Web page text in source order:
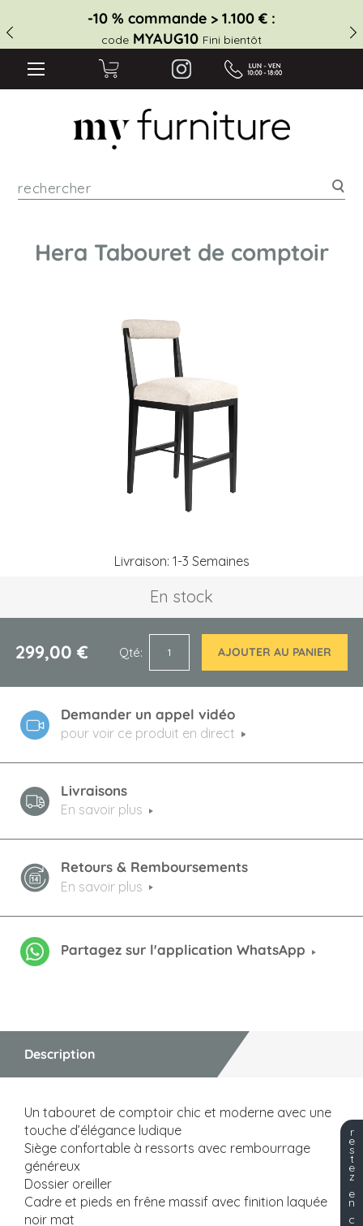
-10 % commande > 1.100 € :
code MYAUG10 Fini bientôt
Hera Tabouret de comptoir
Livraison: 1-3 Semaines
En stock
299,00 € Qté AJOUTER AU PANIER
Demander un appel vidéo
pour voir ce produit en direct
Livraisons
En savoir plus
Retours & Remboursements
En savoir plus
Partagez sur l'application WhatsApp
images
gallery
Description
Un tabouret de comptoir chic et moderne avec une
touche d’élégance ludique
Siège confortable à ressorts avec rembourrage
généreux
Dossier oreiller
Cadre et pieds en frêne massif avec finition laquée
noir mat
r
e
s
t
e
z
e
n
c